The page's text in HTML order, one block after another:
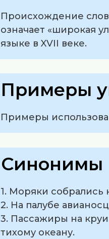
Происхождение
означает «широкая
языке в XVII веке.
Примеры
Примеры
Синонимы
1. Моряки собрались
2. На палубе
3. Пассажиры на
тихому океану.